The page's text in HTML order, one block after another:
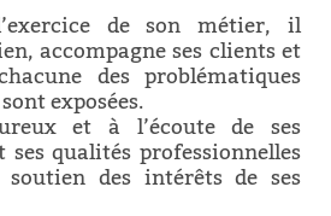
de son métier, il
accompagne ses clients et
des problématiques
exposées.
et à l’écoute de ses
qualités professionnelles
des intérêts de ses